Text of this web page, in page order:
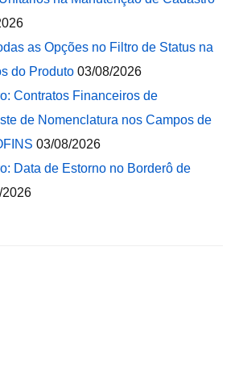
as Opções no Filtro de Status na
do Produto 03/08/2026
Contratos Financeiros de
de Nomenclatura nos Campos de
03/08/2026
Data de Estorno no Borderô de
2026